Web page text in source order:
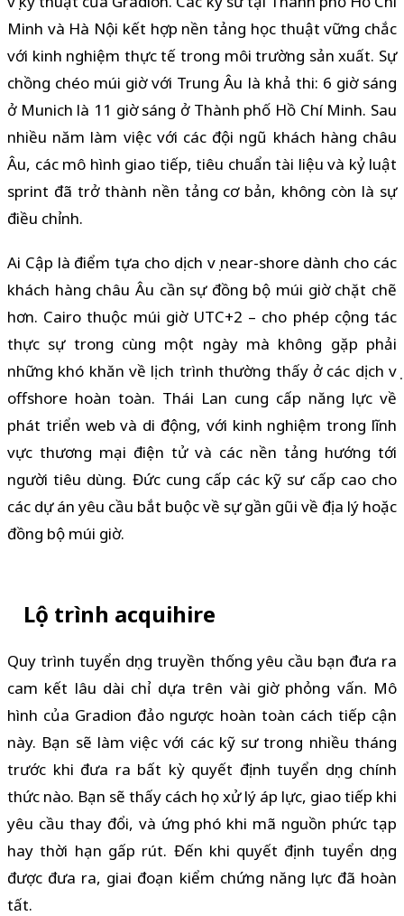
Minh và Hà Nội kết hợp nền tảng học thuật vững chắc
với kinh nghiệm thực tế trong môi trường sản xuất. Sự
chồng chéo múi giờ với Trung Âu là khả thi: 6 giờ sáng
ở Munich là 11 giờ sáng ở Thành phố Hồ Chí Minh. Sau
nhiều năm làm việc với các đội ngũ khách hàng châu
Âu, các mô hình giao tiếp, tiêu chuẩn tài liệu và kỷ luật
sprint đã trở thành nền tảng cơ bản, không còn là sự
điều chỉnh.
Ai Cập là điểm tựa cho dịch vụ near-shore dành cho các
khách hàng châu Âu cần sự đồng bộ múi giờ chặt chẽ
hơn. Cairo thuộc múi giờ UTC+2 – cho phép cộng tác
thực sự trong cùng một ngày mà không gặp phải
những khó khăn về lịch trình thường thấy ở các dịch vụ
offshore hoàn toàn. Thái Lan cung cấp năng lực về
phát triển web và di động, với kinh nghiệm trong lĩnh
vực thương mại điện tử và các nền tảng hướng tới
người tiêu dùng. Đức cung cấp các kỹ sư cấp cao cho
các dự án yêu cầu bắt buộc về sự gần gũi về địa lý hoặc
đồng bộ múi giờ.
Lộ trình acquihire
Quy trình tuyển dụng truyền thống yêu cầu bạn đưa ra
cam kết lâu dài chỉ dựa trên vài giờ phỏng vấn. Mô
hình của Gradion đảo ngược hoàn toàn cách tiếp cận
này. Bạn sẽ làm việc với các kỹ sư trong nhiều tháng
trước khi đưa ra bất kỳ quyết định tuyển dụng chính
thức nào. Bạn sẽ thấy cách họ xử lý áp lực, giao tiếp khi
yêu cầu thay đổi, và ứng phó khi mã nguồn phức tạp
hay thời hạn gấp rút. Đến khi quyết định tuyển dụng
được đưa ra, giai đoạn kiểm chứng năng lực đã hoàn
tất.